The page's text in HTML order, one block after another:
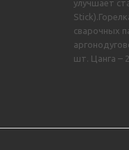
улучшает
сварочных
шт. Цанга –